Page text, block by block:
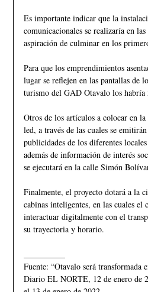
Es importante indicar que la
comunicacionales se realizaría en
aspiración de culminar en los
Para que los emprendimientos
lugar se reflejen en las pantallas de
turismo del GAD Otavalo los habría
Otros de los artículos a colocar en
led, a través de las cuales se
publicidades de los diferentes
además de información de interés
se ejecutará en la calle Simón
Finalmente, el proyecto dotará a la
cabinas inteligentes, en las cuales
interactuar digitalmente con el
su trayectoria y horario.
Fuente: “Otavalo será transformada
Diario EL NORTE, 12 de enero de